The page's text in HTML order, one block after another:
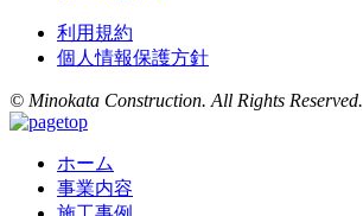
利用規約
個人情報保護方針
© Minokata Construction. All Rights Reserved.
ホーム
事業内容